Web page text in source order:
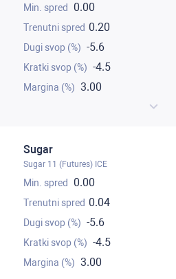
0.00
0.20
-5.6
-4.5
3.00
Sugar
Sugar 11 (Futures) ICE
0.00
0.04
-5.6
-4.5
3.00